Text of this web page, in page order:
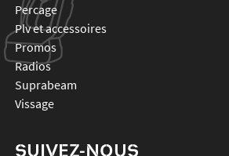
percage
plv et accessoires
promos
radios
suprabeam
vissage
SUIVEZ-NOUS